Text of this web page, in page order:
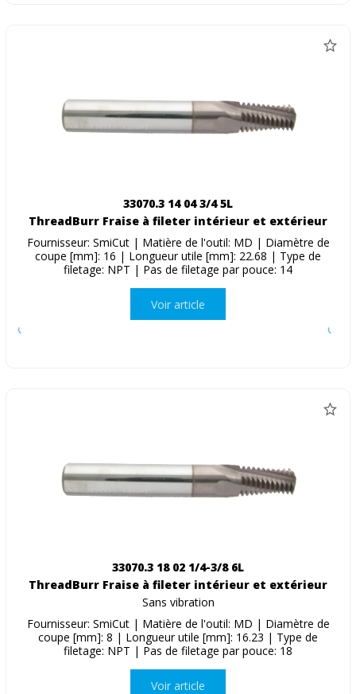
33070.3 14 04 3/4 5L
ThreadBurr Fraise à fileter intérieur et extérieur
Fournisseur: SmiCut | Matière de l'outil: MD | Diamètre de
coupe [mm]: 16 | Longueur utile [mm]: 22.68 | Type de
filetage: NPT | Pas de filetage par pouce: 14
Voir article
33070.3 18 02 1/4-3/8 6L
ThreadBurr Fraise à fileter intérieur et extérieur
Sans vibration
Fournisseur: SmiCut | Matière de l'outil: MD | Diamètre de
coupe [mm]: 8 | Longueur utile [mm]: 16.23 | Type de
filetage: NPT | Pas de filetage par pouce: 18
Voir article